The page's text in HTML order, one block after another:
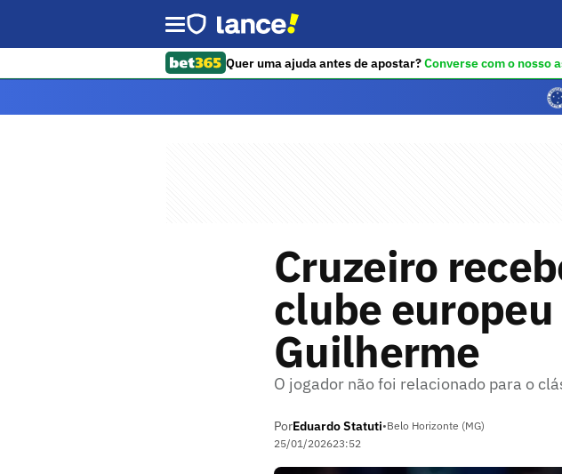
Quer uma ajuda antes de apostar?Converse com o nosso
Cruzeiro
clube europeu
Guilherme
O jogador não foi relacionado para o
PorEduardo Statuti•Belo Horizonte (MG)
25/01/202623:52